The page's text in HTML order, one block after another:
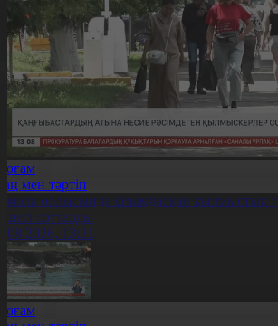
мен тәртіп
облысында ұйымдасқан қылмыстық
сотталды
13:21